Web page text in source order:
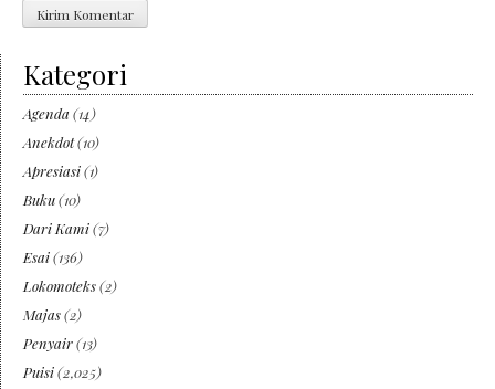
Kategori
Agenda (14)
Anekdot(10)
Apresiasi(1)
Buku(10)
Dari Kami(7)
Esai(136)
Lokomoteks(2)
Majas(2)
Penyair(13)
Puisi(2,025)